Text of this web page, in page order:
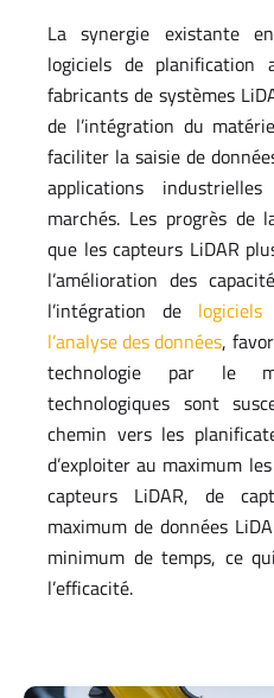
La synergie existante
logiciels de
fabricants de systèmes
de l’intégration du
faciliter la saisie de
applications
marchés. Les progrès de
que les capteurs LiDAR
l’amélioration des
l’intégration de
l’analyse des données,
technologie par le
technologiques sont
chemin vers les
d’exploiter au maximum
capteurs LiDAR, de
maximum de données
minimum de temps, ce
l’efficacité.